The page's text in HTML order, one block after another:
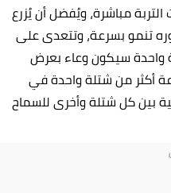
مباشرة، ويُفضل أن يُزرع
تنمو بسرعة، وتتعدى على
واحدة سيكون وعاء بعرض
أكثر من شتلة واحدة في
بين كل شتلة وأخرى للسماح